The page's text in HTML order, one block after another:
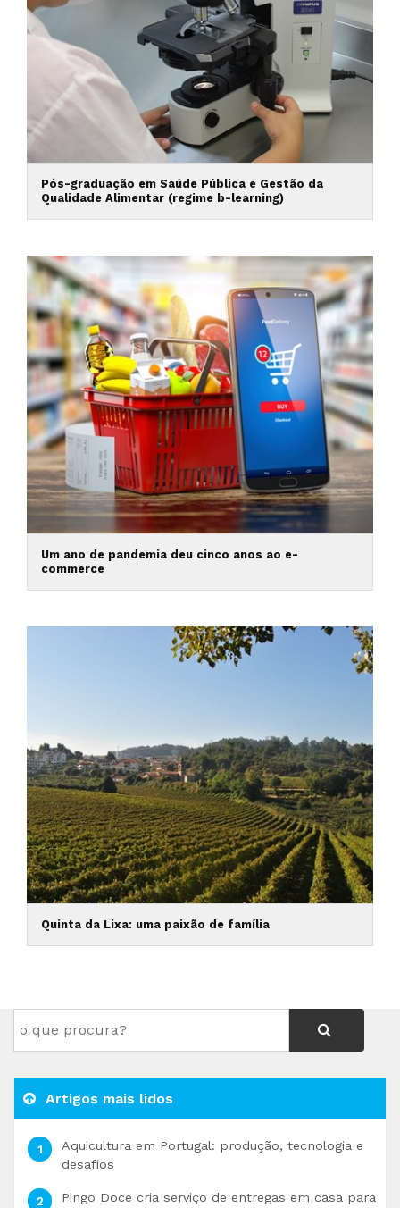
Pós-graduação em Saúde Pública e Gestão da
Qualidade Alimentar (regime b-learning)
Um ano de pandemia deu cinco anos ao e-
commerce
Quinta da Lixa: uma paixão de família
Artigos mais lidos
Aquicultura em Portugal: produção, tecnologia e
desafios
Pingo Doce cria serviço de entregas em casa para